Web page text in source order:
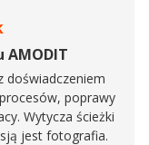
AMODIT
doświadczeniem
poprawy
Wytycza ścieżki
jest fotografia.